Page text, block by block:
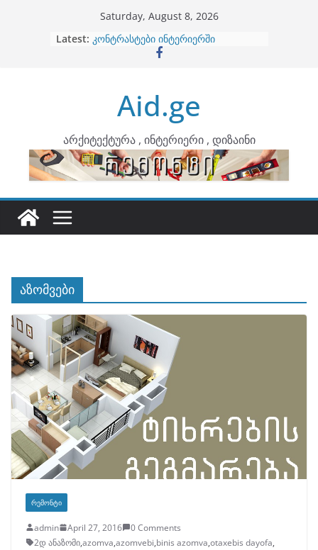
Saturday, August 8, 2026
Latest: ბინების გაერთიანება
კონტრასტები ინტერიერში
ინტერიერის დიზიანი
არტემიდი წარმოგიდგენთ
Aid.ge
არქიტექტურა , ინტერიერი , დიზაინი
აზომვები
ᲠᲔᲛᲝᲜᲢᲘ
admin April 27, 2016
0 Comments
2დ ანაზომი,azomva,azomvebi,binis azomva,otaxebis dayofa,